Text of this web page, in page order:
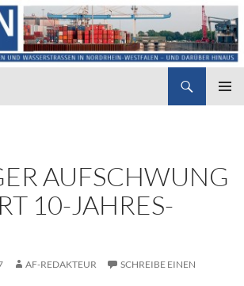
AUFSCHWUNG
10-JAHRES-
AF-REDAKTEUR
SCHREIBE EINEN